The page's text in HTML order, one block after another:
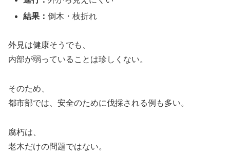
結果：倒木・枝折れ
外見は健康そうでも、
内部が弱っていることは珍しくない。
そのため、
都市部では、安全のために伐採される例も多い。
腐朽は、
老木だけの問題ではない。